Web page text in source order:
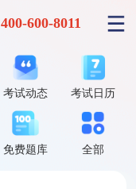
400-600-8011
考试动态 考试日历
免费题库 全部